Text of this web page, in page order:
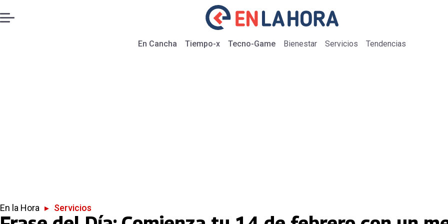
En Cancha Tiempo-x Tecno-Game Bienestar Servicios Tendencias
En la Hora ▸ Servicios